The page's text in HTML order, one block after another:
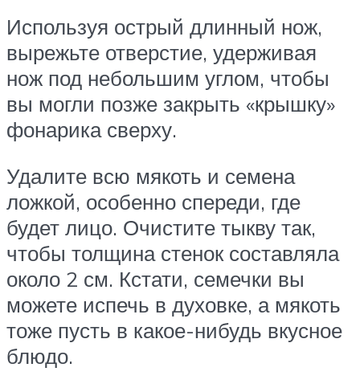
Используя острый длинный нож,
вырежьте отверстие, удерживая
нож под небольшим углом, чтобы
вы могли позже закрыть «крышку»
фонарика сверху.
Удалите всю мякоть и семена
ложкой, особенно спереди, где
будет лицо. Очистите тыкву так,
чтобы толщина стенок составляла
около 2 см. Кстати, семечки вы
можете испечь в духовке, а мякоть
тоже пусть в какое-нибудь вкусное
блюдо.